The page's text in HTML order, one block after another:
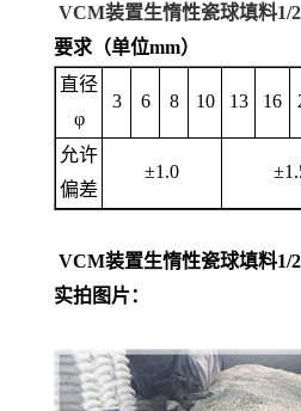
VCM装置生惰性瓷球填料1/
要求（单位mm）
直径
φ
3 6 8 10 13 16
允许
偏差
±1.0
VCM装置生惰性瓷球填料1/
实拍图片：